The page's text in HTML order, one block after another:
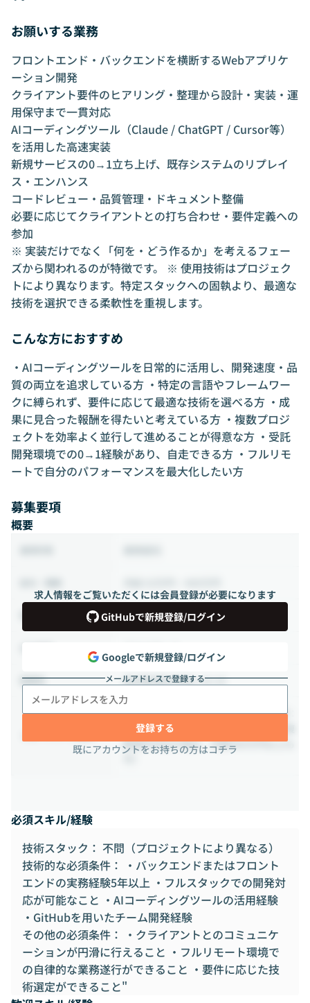
お願いする業務
フロントエンド・バックエンドを横断するWebアプリケ
ーション開発
クライアント要件のヒアリング・整理から設計・実装・運
用保守まで一貫対応
AIコーディングツール（Claude / ChatGPT / Cursor等）
を活用した高速実装
新規サービスの0→1立ち上げ、既存システムのリプレイ
ス・エンハンス
コードレビュー・品質管理・ドキュメント整備
必要に応じてクライアントとの打ち合わせ・要件定義への
参加
※ 実装だけでなく「何を・どう作るか」を考えるフェー
ズから関われるのが特徴です。 ※ 使用技術はプロジェク
トにより異なります。特定スタックへの固執より、最適な
技術を選択できる柔軟性を重視します。
こんな方におすすめ
・AIコーディングツールを日常的に活用し、開発速度・品
質の両立を追求している方 ・特定の言語やフレームワー
クに縛られず、要件に応じて最適な技術を選べる方 ・成
果に見合った報酬を得たいと考えている方 ・複数プロジ
ェクトを効率よく並行して進めることが得意な方 ・受託
開発環境での0→1経験があり、自走できる方 ・フルリモ
ートで自分のパフォーマンスを最大化したい方
募集要項
概要
求人情報をご覧いただくには会員登録が必要になります
GitHubで新規登録/ログイン
Googleで新規登録/ログイン
メールアドレスで登録する
登録する
既にアカウントをお持ちの方はコチラ
40時間 ~ 160時間（週10 ~ 40時間）
勤務地 東京都港区赤坂1-14-14
顧客対応等での出社可能性あり。報酬：
月額583,000円〜／成果単価応相談（複
数案件対応の場合、月額400万円以上も
可）
必須スキル/経験
技術スタック： 不問（プロジェクトにより異なる）
技術的な必須条件： ・バックエンドまたはフロント
エンドの実務経験5年以上 ・フルスタックでの開発対
応が可能なこと ・AIコーディングツールの活用経験
・GitHubを用いたチーム開発経験
その他の必須条件： ・クライアントとのコミュニケ
ーションが円滑に行えること ・フルリモート環境で
の自律的な業務遂行ができること ・要件に応じた技
術選定ができること"